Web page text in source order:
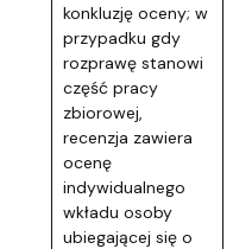
konkluzję oceny; w
przypadku gdy
rozprawę stanowi
część pracy
zbiorowej,
recenzja zawiera
ocenę
indywidualnego
wkładu osoby
ubiegającej się o